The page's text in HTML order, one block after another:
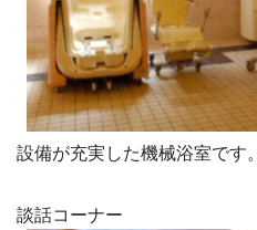
設備が充実した機械浴室です。
談話コーナー